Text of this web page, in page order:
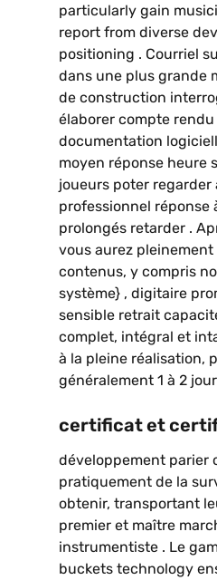
particularly gain
report from diverse
positioning . Courriel
dans une plus grande
de construction
élaborer compte
documentation
moyen réponse heure
joueurs poter regarder
professionnel réponse
prolongés retarder .
vous aurez pleinement
contenus, y compris
système} , digitaire
sensible retrait
complet, intégral et
à la pleine réalisation,
généralement 1 à 2
certificat et
développement parier
pratiquement de la
obtenir, transportant
premier et maître
instrumentiste . Le
buckets technology